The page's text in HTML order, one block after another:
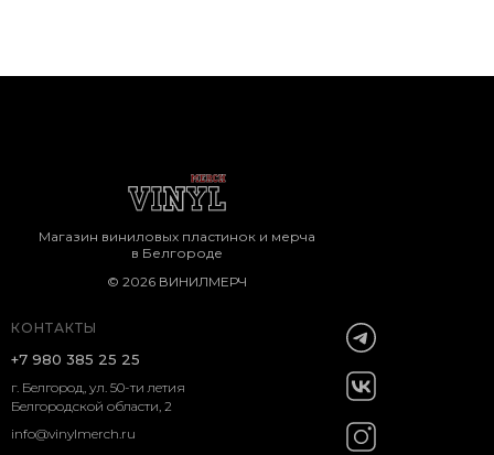
КОНТАКТЫ
г. Белгород, ул. 50-ти летия
Белгородской области, 2
+7 980 385 25 25
Магазин виниловых пластинок и мерча
в Белгороде
© 2026 ВИНИЛМЕРЧ
info@vinylmerch.ru